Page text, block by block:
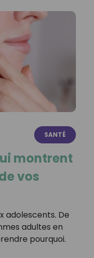
SANTÉ
montrent
vos
adolescents. De
adultes en
pourquoi.